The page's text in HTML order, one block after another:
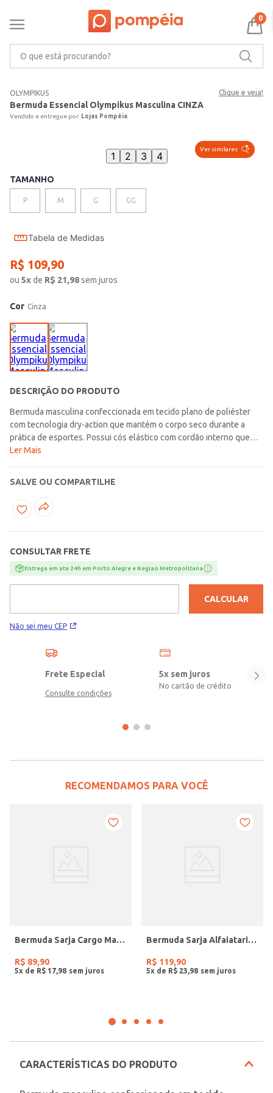
0
OLYMPIKUS Clique e veja!
Bermuda Essencial Olympikus Masculina CINZA
Lojas Pompéia
Ver similares
1 2 3 4
TAMANHO
P M G GG
Tabela de Medidas
R$ 109,90
ou 5xde R$ 21,98sem juros
Cor Cinza
DESCRIÇÃO DO PRODUTO
Bermuda masculina confeccionada em tecido plano de poliéster
com tecnologia dry-action que mantém o corpo seco durante a
prática de esportes. Possui cós elástico com cordão interno que
permite um ajuste personalizado, bolsos frontais funcionais para
autenticidade que só a marca proporciona. Ela é perfeita para
qualquer tipo de esporte, pois garante leveza e liberdade de
movimentos, aposte!\n\n Tecido: Plano\n Composição: 100%
Ler Mais
SALVE OU COMPARTILHE
CONSULTAR FRETE
Entrega em ate 24h em Porto Alegre e Regiao Metropolitana
Não sei meu CEP
CALCULAR
Frete Especial
Consulte condições
5x sem juros
No cartão de crédito
RECOMENDAMOS PARA VOCÊ
Bermuda Sarja Cargo Masculina CHUMBO
R$ 89,90
5x de R$ 17 98
Bermuda Sarja Alfaiataria Vilejack Masculina CINZA
R$ 119,90
5x de R$ 23 98
CARACTERÍSTICAS DO PRODUTO